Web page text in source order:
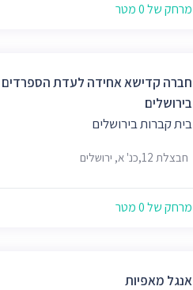
מרחק של 0 מטר
חברה קדישא אחידה לעדת הספרדים
בירושלים
בית קברות בירושלים
חבצלת 12,כנ' א, ירושלים
מרחק של 0 מטר
אנגל מאפיות